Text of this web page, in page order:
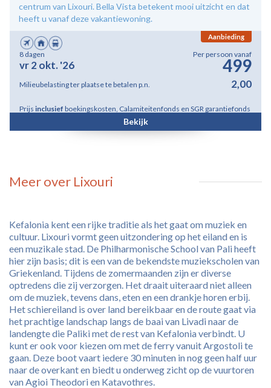
centrum van Lixouri. Bella Vista betekent mooi uitzicht en dat
heeft u vanaf deze vakantiewoning.
Aanbieding
8 dagen
vr 2 okt. '26
Per persoon vanaf
499
Milieubelasting ter plaatse te betalen p.n. 2,00
Prijs inclusief boekingskosten, Calamiteitenfonds en SGR garantiefonds
Bekijk
Meer over Lixouri
Kefalonia kent een rijke traditie als het gaat om muziek en
cultuur. Lixouri vormt geen uitzondering op het eiland en is
een muzikale stad. De Philharmonische School van Pali heeft
hier zijn basis; dit is een van de bekendste muziekscholen van
Griekenland. Tijdens de zomermaanden zijn er diverse
optredens die zij verzorgen. Het draait uiteraard niet alleen
om de muziek, tevens dans, eten en een drankje horen erbij.
Het schiereiland is over land bereikbaar en de route gaat via
het prachtige landschap langs de baai van Livadi naar de
landengte die Paliki met de rest van Kefalonia verbindt. U
kunt er ook voor kiezen om met de ferry vanuit Argostoli te
gaan. Deze boot vaart iedere 30 minuten in nog geen half uur
naar de overkant en biedt u onderweg zicht op de vuurtoren
van Agioi Theodori en Katavothres.